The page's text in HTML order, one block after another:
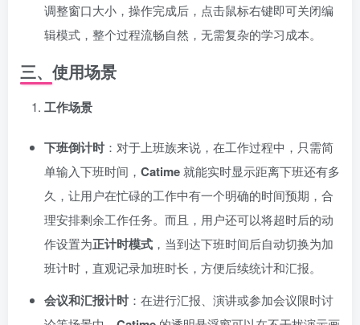
调整窗口大小，操作完成后，点击鼠标右键即可关闭编
辑模式，整个过程流畅自然，无需复杂的学习成本。
三、使用场景
工作场景
下班倒计时：对于上班族来说，在工作过程中，只需简
单输入下班时间， Catime 就能实时显示距离下班还有多
久，让用户在忙碌的工作中有一个明确的时间预期，合
理安排剩余工作任务。而且，用户还可以将超时后的动
作设置为正计时模式 ，当到达下班时间后自动切换为加
班计时，直观记录加班时长，方便后续统计和汇报。
会议和汇报计时：在进行汇报、演讲或参加会议限时讨